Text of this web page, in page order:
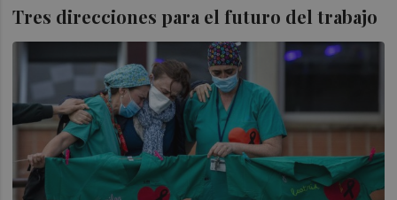
Tres direcciones para el futuro del trabajo